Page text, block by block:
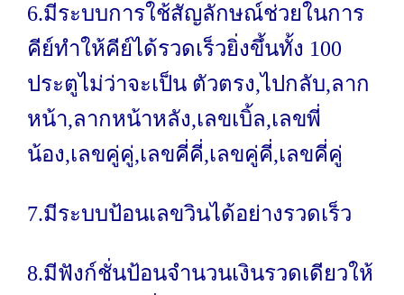
6.มีระบบการใช้สัญลักษณ์ช่วยในการ
คีย์ทำให้คีย์ได้รวดเร็วยิ่งขึ้นทั้ง 100
ประตูไม่ว่าจะเป็น ตัวตรง,ไปกลับ,ลาก
หน้า,ลากหน้าหลัง,เลขเบิ้ล,เลขพี่
น้อง,เลขคู่คู่,เลขคี่คี่,เลขคู่คี่,เลขคี่คู่
7.มีระบบป้อนเลขวินได้อย่างรวดเร็ว
8.มีฟังก์ชั่นป้อนจำนวนเงินรวดเดียวให้